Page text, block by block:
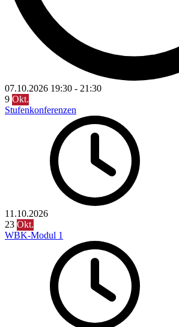
07.10.2026 19:30 - 21:30
9 Okt.
Stufenkonferenzen
11.10.2026
23 Okt.
WBK-Modul 1